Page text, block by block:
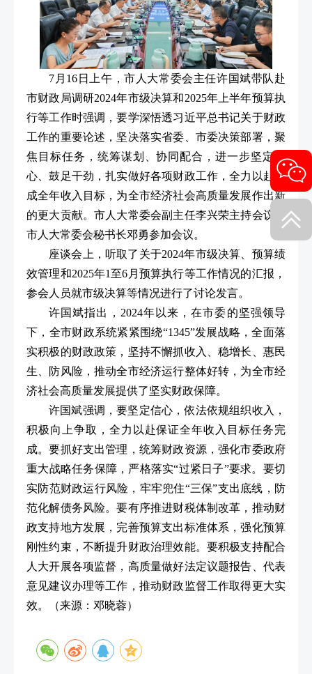
7月16日上午，市人大常委会主任许国斌带队赴
市财政局调研2024年市级决算和2025年上半年预算执
行等工作时强调，要学深悟透习近平总书记关于财政
工作的重要论述，坚决落实省委、市委决策部署，聚
焦目标任务，统筹谋划、协同配合，进一步坚定信
心、鼓足干劲，扎实做好各项财政工作，全力以赴完
成全年收入目标，为全市经济社会高质量发展作出新
的更大贡献。市人大常委会副主任李兴荣主持会议，
市人大常委会秘书长邓勇参加会议。
座谈会上，听取了关于2024年市级决算、预算绩
效管理和2025年1至6月预算执行等工作情况的汇报，
参会人员就市级决算等情况进行了讨论发言。
许国斌指出，2024年以来，在市委的坚强领导
下，全市财政系统紧紧围绕“1345”发展战略，全面落
实积极的财政政策，坚持不懈抓收入、稳增长、惠民
生、防风险，推动全市经济运行整体好转，为全市经
济社会高质量发展提供了坚实财政保障。
许国斌强调，要坚定信心，依法依规组织收入，
积极向上争取，全力以赴保证全年收入目标任务完
成。要抓好支出管理，统筹财政资源，强化市委政府
重大战略任务保障，严格落实“过紧日子”要求。要切
实防范财政运行风险，牢牢兜住“三保”支出底线，防
范化解债务风险。要有序推进财税体制改革，推动财
政支持地方发展，完善预算支出标准体系，强化预算
刚性约束，不断提升财政治理效能。要积极支持配合
人大开展各项监督，高质量做好法定议题报告、代表
意见建议办理等工作，推动财政监督工作取得更大实
效。
（来源：邓晓蓉）